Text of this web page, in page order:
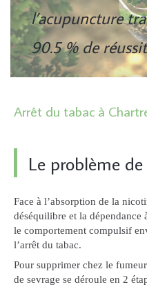
l’acupuncture
90.5 % de
Arrêt du tabac à
Le problème
Face à l’absorption de la
déséquilibre et la
le comportement compulsif
l’arrêt du tabac.
Pour supprimer chez le
de sevrage se déroule en 2